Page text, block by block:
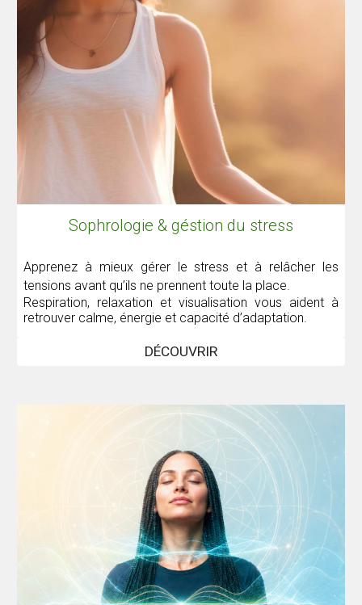
Sophrologie & géstion du stress
Apprenez à mieux gérer le stress et à relâcher les
tensions avant qu’ils ne prennent toute la place.
Respiration, relaxation et visualisation vous aident à
retrouver calme, énergie et capacité d’adaptation.
DÉCOUVRIR